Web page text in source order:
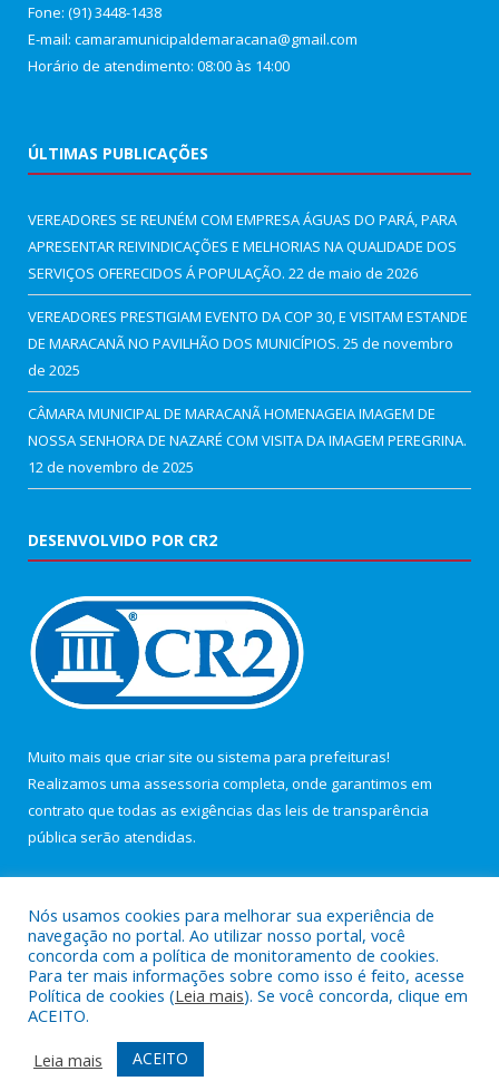
Fone: (91) 3448-1438
E-mail: camaramunicipaldemaracana@gmail.com
Horário de atendimento: 08:00 às 14:00
ÚLTIMAS PUBLICAÇÕES
VEREADORES SE REUNÉM COM EMPRESA ÁGUAS DO PARÁ, PARA
APRESENTAR REIVINDICAÇÕES E MELHORIAS NA QUALIDADE DOS
SERVIÇOS OFERECIDOS Á POPULAÇÃO. 22 de maio de 2026
VEREADORES PRESTIGIAM EVENTO DA COP 30, E VISITAM ESTANDE
DE MARACANÃ NO PAVILHÃO DOS MUNICÍPIOS. 25 de novembro
de 2025
CÂMARA MUNICIPAL DE MARACANÃ HOMENAGEIA IMAGEM DE
NOSSA SENHORA DE NAZARÉ COM VISITA DA IMAGEM PEREGRINA.
12 de novembro de 2025
DESENVOLVIDO POR CR2
Muito mais que criar site ou sistema para prefeituras!
Realizamos uma assessoria completa, onde garantimos em
contrato que todas as exigências das leis de transparência
pública serão atendidas.
Todos os direitos reservados a Câmara Municipal de Maracanã.
Mapa do Site
Acessar Área Administrativa
Nós usamos cookies para melhorar sua experiência de
navegação no portal. Ao utilizar nosso portal, você
concorda com a política de monitoramento de cookies.
Para ter mais informações sobre como isso é feito, acesse
Política de cookies (Leia mais). Se você concorda, clique em
ACEITO.
Leia mais
ACEITO